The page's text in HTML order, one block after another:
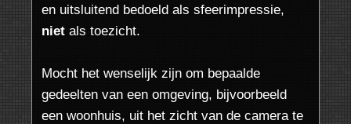
en uitsluitend bedoeld als sfeerimpressie,
niet als toezicht.
Mocht het wenselijk zijn om bepaalde
gedeelten van een omgeving, bijvoorbeeld
een woonhuis, uit het zicht van de camera te